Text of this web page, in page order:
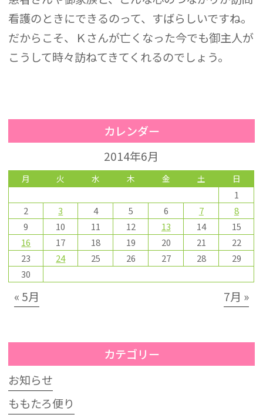
看護のときにできるのって、すばらしいですね。
だからこそ、Ｋさんが亡くなった今でも御主人が
こうして時々訪ねてきてくれるのでしょう。
カレンダー
2014年6月
月 火 水 木 金 土 日
1
2
3 4 5 6 7
8
9
10 11 12 13 14
15
16
17 18 19 20 21
22
23
24 25 26 27 28
29
30
« 5月 7月 »
カテゴリー
お知らせ
ももたろ便り